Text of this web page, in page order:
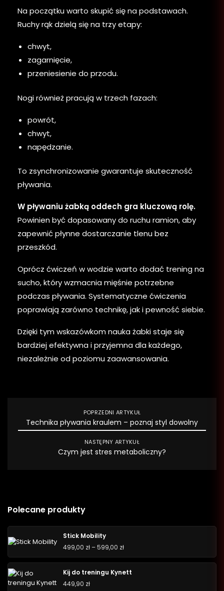
Na początku warto skupić się na podstawach.
Ruchy rąk dzielą się na trzy etapy:
chwyt,
zagarnięcie,
przeniesienie do przodu.
Nogi również pracują w trzech fazach:
powrót,
chwyt,
napędzanie.
To zsynchronizowanie gwarantuje skuteczność
pływania.
W pływaniu żabką oddech gra kluczową rolę.
Powinien być dopasowany do ruchu ramion, aby
zapewnić płynne dostarczanie tlenu bez
przeszkód.
Oprócz ćwiczeń w wodzie warto dodać trening na
sucho, który wzmacnia mięśnie potrzebne
podczas pływania. Systematyczne ćwiczenia
poprawiają zarówno technikę, jak i pewność siebie.
Dzięki tym wskazówkom nauka żabki staje się
bardziej efektywna i przyjemna dla każdego,
niezależnie od poziomu zaawansowania.
POPRZEDNI ARTYKUŁ
Technika pływania kraulem – poznaj styl dowolny
NASTĘPNY ARTYKUŁ
Czym jest stres metaboliczny?
Polecane produkty
Stick Mobility
499,00 zł –599,00 zł
Kij do treningu Kynett
449,90 zł